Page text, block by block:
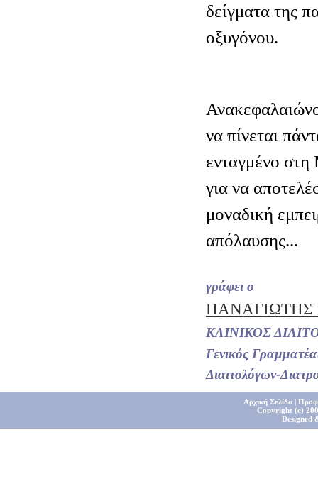
δείγματα της
οξυγόνου.
να πίνεται
ενταγμένο
για να
μοναδική
απόλαυσης...
γράφει ο
ΠΑΝΑΓΙΩΤΗΣ
ΚΛΙΝΙΚΟΣ
Γενικός
Διαιτολόγων-
Αρχική Σελίδα|
Copyright (c)
Designed